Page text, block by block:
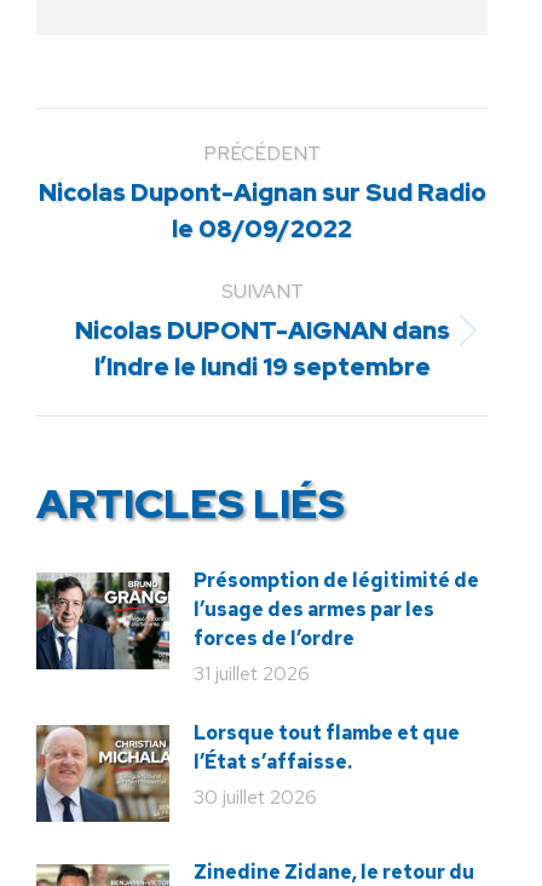
PRÉCÉDENT
Article
précédent
Nicolas Dupont-Aignan sur Sud Radio
le 08/09/2022
SUIVANT
Article
suivant
Nicolas DUPONT-AIGNAN dans
l’Indre le lundi 19 septembre
ARTICLES LIÉS
Présomption de légitimité de
l’usage des armes par les
forces de l’ordre
31 juillet 2026
Lorsque tout flambe et que
l’État s’affaisse.
30 juillet 2026
Zinedine Zidane, le retour du